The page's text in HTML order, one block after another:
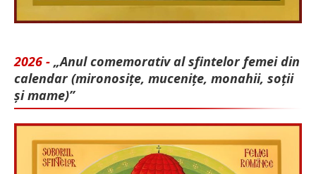
2026 - „Anul comemorativ al sfintelor femei din
calendar (mironosițe, mu­cenițe, monahii, soții
și mame)”